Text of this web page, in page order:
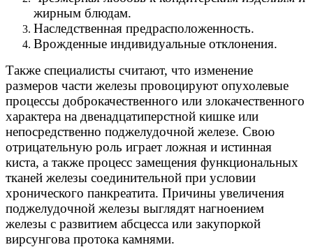
жирным блюдам.
Наследственная предрасположенность.
Врожденные индивидуальные отклонения.
Также специалисты считают, что изменение
размеров части железы провоцируют опухолевые
процессы доброкачественного или злокачественного
характера на двенадцатиперстной кишке или
непосредственно поджелудочной железе. Свою
отрицательную роль играет ложная и истинная
киста, а также процесс замещения функциональных
тканей железы соединительной при условии
хронического панкреатита. Причины увеличения
поджелудочной железы выглядят нагноением
железы с развитием абсцесса или закупоркой
вирсунгова протока камнями.